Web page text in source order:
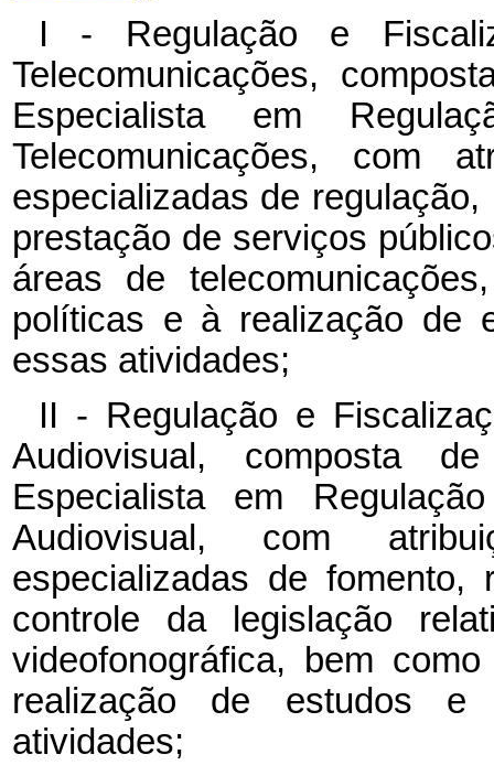
I - Regulação e
Telecomunicações,
Especialista em
Telecomunicações, com
especializadas de
prestação de serviços
áreas de
políticas e à realização de
essas atividades;
II - Regulação e
Audiovisual, composta
Especialista em
Audiovisual, com
especializadas de fomento,
controle da legislação
videofonográfica, bem
realização de estudos e
atividades;